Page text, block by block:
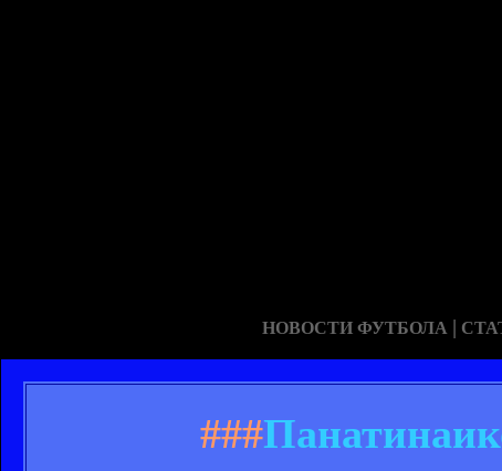
НОВОСТИ ФУТБОЛА |
###